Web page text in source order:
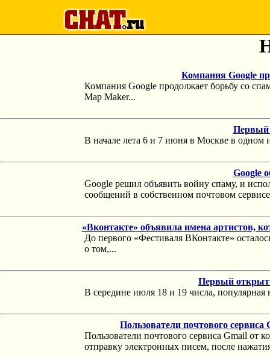
Компания Google
Компания Google продолжает борьбу со
Map Maker...
Первый
В начале лета 6 и 7 июня в Москве в
Google
Google решил объявить войну спаму, и
сообщений в собственном почтовом
«Вконтакте» объявила имена артистов,
До первого «Фестиваля ВКонтакте»
о том,...
Первый
В середине июля 18 и 19 числа, популярная
Пользователи почтового
Пользователи почтового сервиса Gmail от
отправку электронных писем, после